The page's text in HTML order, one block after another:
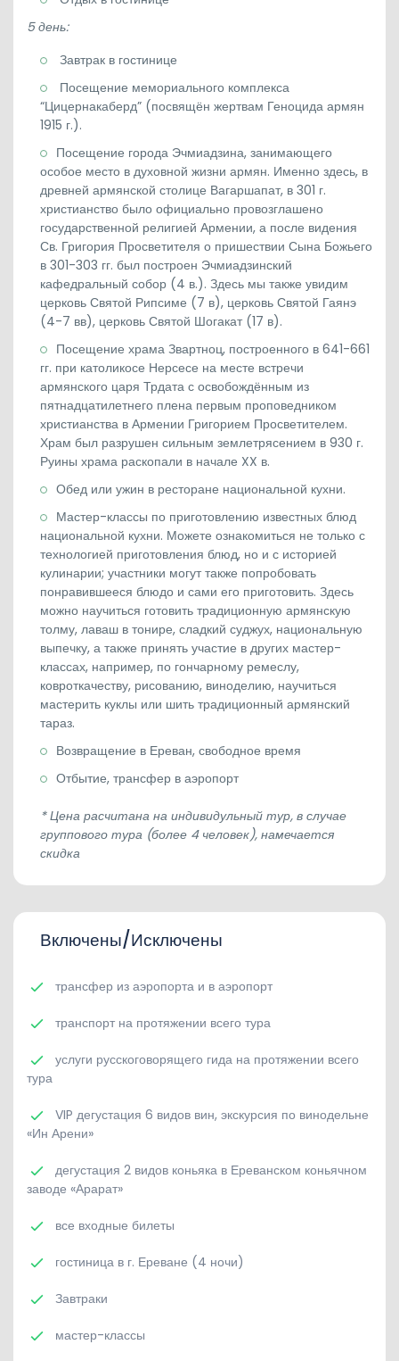
5 день:
Завтрак в гостинице
Посещение мемориального комплекса
“Цицернакаберд” (посвящён жертвам Геноцида армян
1915 г.).
Посещение города Эчмиадзина, занимающего
особое место в духовной жизни армян. Именно здесь, в
древней армянской столице Вагаршапат, в 301 г.
христианство было официально провозглашено
государственной религией Армении, а после видения
Св. Григория Просветителя о пришествии Сына Божьего
в 301-303 гг. был построен Эчмиадзинский
кафедральный собор (4 в.). Здесь мы также увидим
церковь Святой Рипсиме (7 в), церковь Святой Гаянэ
(4-7 вв), церковь Святой Шогакат (17 в).
Посещение храма Звартноц, построенного в 641-661
гг. при католикосе Нерсесе на месте встречи
армянского царя Трдата с освобождённым из
пятнадцатилетнего плена первым проповедником
христианства в Армении Григорием Просветителем.
Храм был разрушен сильным землетрясением в 930 г.
Руины храма раскопали в начале XX в.
Обед или ужин в ресторане национальной кухни.
Мастер-классы по приготовлению известных блюд
национальной кухни. Можете ознакомиться не только с
технологией приготовления блюд, но и с историей
кулинарии; участники могут также попробовать
понравившееся блюдо и сами его приготовить. Здесь
можно научиться готовить традиционную армянскую
толму, лаваш в тонире, сладкий суджух, национальную
выпечку, а также принять участие в других мастер-
классах, например, по гончарному ремеслу,
ковроткачеству, рисованию, виноделию, научиться
мастерить куклы или шить традиционный армянский
тараз.
Возвращение в Ереван, свободное время
Отбытие, трансфер в аэропорт
* Цена расчитана на индивидульный тур, в случае
группового тура (более 4 человек), намечается
скидка
Включены/Исключены
трансфер из аэропорта и в аэропорт
транспорт на протяжении всего тура
услуги русскоговорящего гида на протяжении всего
тура
VIP дегустация 6 видов вин, экскурсия по винодельне
«Ин Арени»
дегустация 2 видов коньяка в Ереванском коньячном
заводе «Арарат»
все входные билеты
гостиница в г. Ереване (4 ночи)
Завтраки
мастер-классы